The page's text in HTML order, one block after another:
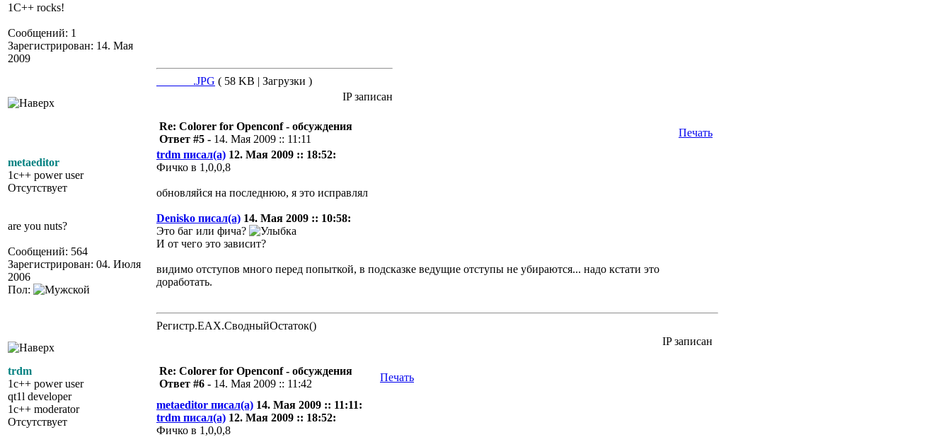
1C++ rocks!
Сообщений: 1
Зарегистрирован: 14. Мая
2009
______.JPG ( 58 KB | Загрузки )
IP записан
metaeditor
1c++ power user
Отсутствует
are you nuts?
Сообщений: 564
Зарегистрирован: 04. Июля
2006
Пол:
Re: Colorer for Openconf - обсуждения
Ответ #5 - 14. Мая 2009 :: 11:11
Печать
trdm писал(а) 12. Мая 2009 :: 18:52:
Фичко в 1,0,0,8
обновляйся на последнюю, я это исправлял
Denisko писал(а) 14. Мая 2009 :: 10:58:
Это баг или фича?
И от чего это зависит?
видимо отступов много перед попыткой, в подсказке ведущие отступы не убираются... надо кстати это
доработать.
Регистр.EAX.СводныйОстаток()
IP записан
trdm
1c++ power user
qt1l developer
1c++ moderator
Отсутствует
Re: Colorer for Openconf - обсуждения
Ответ #6 - 14. Мая 2009 :: 11:42
Печать
metaeditor писал(а) 14. Мая 2009 :: 11:11:
trdm писал(а) 12. Мая 2009 :: 18:52:
Фичко в 1,0,0,8